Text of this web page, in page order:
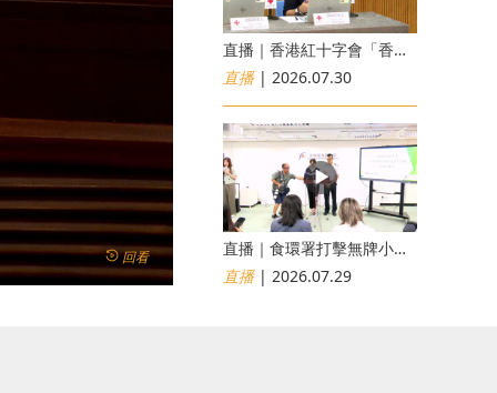
回看
直播｜香港紅十字會「香港災害風險與應對能力地圖2026」研究發佈會
直播| 2026.07.30
直播｜食環署打擊無牌小販非法出售食物行動簡報會
直播| 2026.07.29